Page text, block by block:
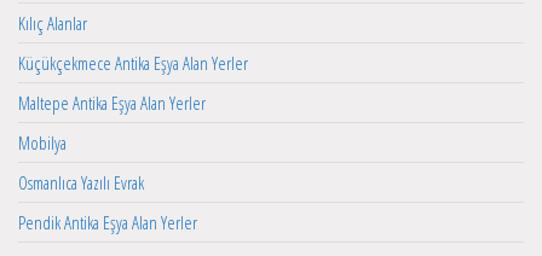
Kılıç Alanlar
Küçükçekmece Antika Eşya Alan Yerler
Maltepe Antika Eşya Alan Yerler
Mobilya
Osmanlıca Yazılı Evrak
Pendik Antika Eşya Alan Yerler